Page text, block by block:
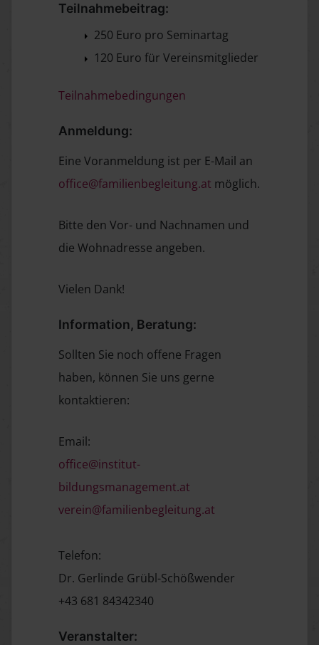
Teilnahmebeitrag:
250 Euro pro Seminartag
120 Euro für Vereinsmitglieder
Teilnahmebedingungen
Anmeldung:
Eine Voranmeldung ist per E-Mail an
office@familienbegleitung.at möglich.
Bitte den Vor- und Nachnamen und
die Wohnadresse angeben.
Vielen Dank!
Information, Beratung:
Sollten Sie noch offene Fragen
haben, können Sie uns gerne
kontaktieren:
Email:
office@institut-
bildungsmanagement.at
verein@familienbegleitung.at
Telefon:
Dr. Gerlinde Grübl-Schößwender
+43 681 84342340
Veranstalter: